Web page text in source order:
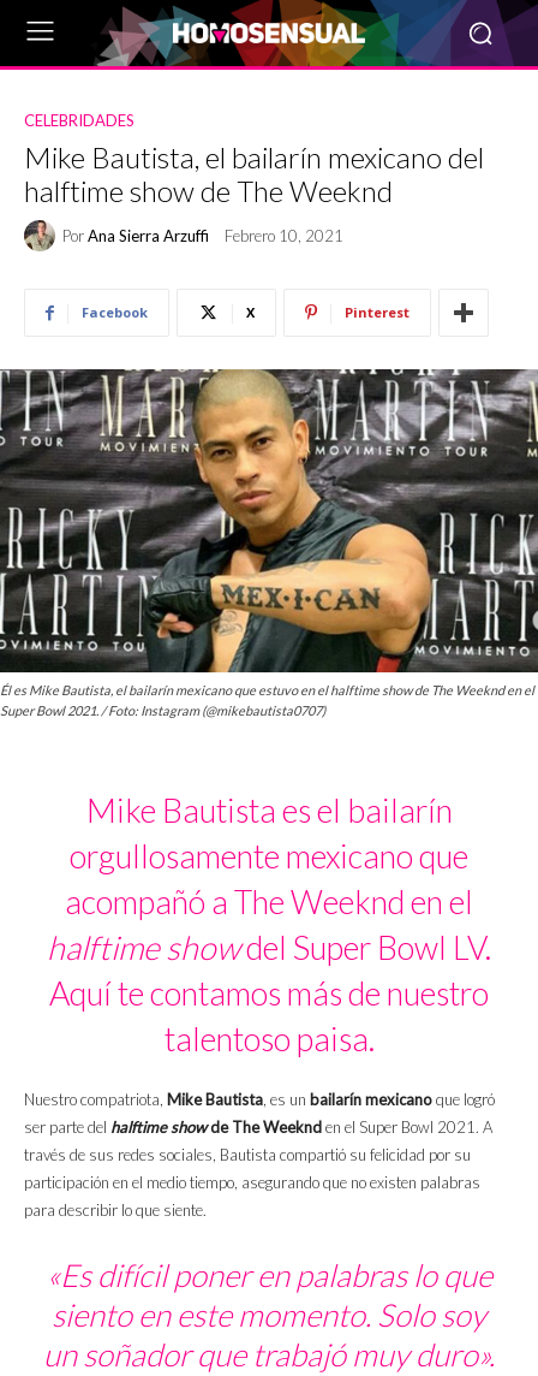
CELEBRIDADES
Mike Bautista, el bailarín mexicano del
halftime show de The Weeknd
PorAna Sierra Arzuffi Febrero 10, 2021
Facebook X Pinterest
Él es Mike Bautista, el bailarín mexicano que estuvo en el halftime show de The Weeknd en el
Super Bowl 2021. / Foto: Instagram (@mikebautista0707)
Mike Bautista es el bailarín
orgullosamente mexicano que
acompañó a The Weeknd en el
halftime showdel Super Bowl LV.
Aquí te contamos más de nuestro
talentoso paisa.
Nuestro compatriota, Mike Bautista, es un bailarín mexicanoque logró
ser parte del halftime showde The Weeknden el Super Bowl 2021. A
través de sus redes sociales, Bautista compartió su felicidad por su
participación en el medio tiempo, asegurando que no existen palabras
para describir lo que siente.
«Es difícil poner en palabras lo que
siento en este momento. Solo soy
un soñador que trabajó muy duro».